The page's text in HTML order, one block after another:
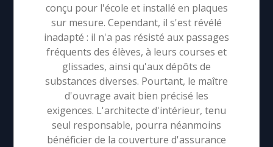
conçu pour l'école et installé en plaques
sur mesure. Cependant, il s'est révélé
inadapté : il n'a pas résisté aux passages
fréquents des élèves, à leurs courses et
glissades, ainsi qu'aux dépôts de
substances diverses. Pourtant, le maître
d'ouvrage avait bien précisé les
exigences. L'architecte d'intérieur, tenu
seul responsable, pourra néanmoins
bénéficier de la couverture d'assurance